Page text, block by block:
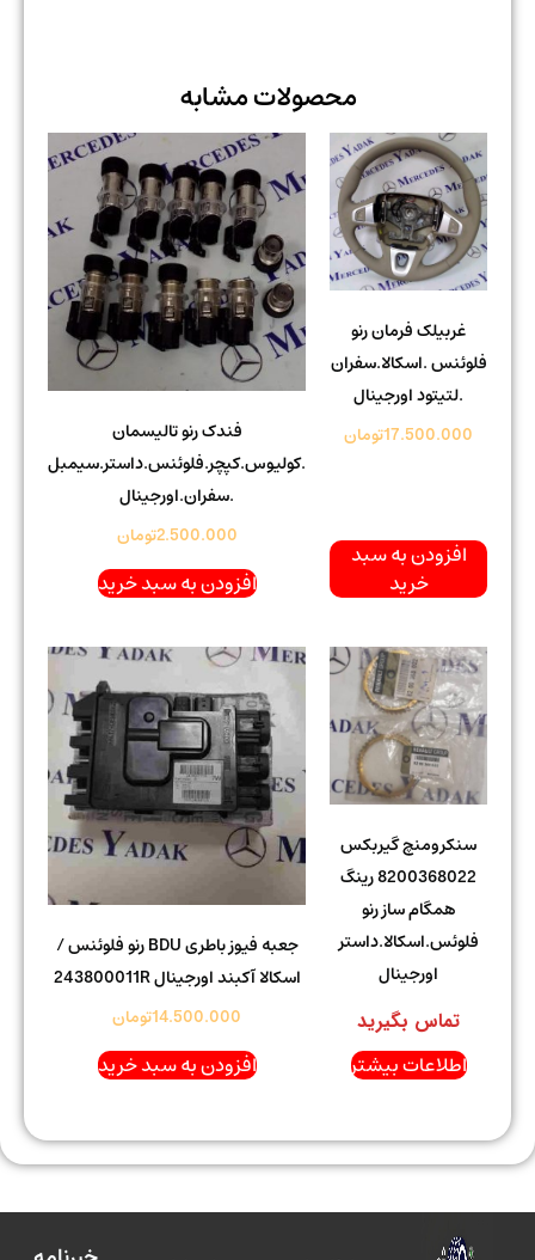
محصولات مشابه
غربیلک فرمان رنو
فلوئنس .اسکالا.سفران
.لتیتود اورجینال
17.500.000تومان
افزودن به سبد
فندک رنو تالیسمان
.کولیوس.کپچر.فلوئنس.داستر.سیمبل
.سفران.اورجینال
2.500.000تومان
افزودن به سبد خرید
سنکرومنچ گیربکس
8200368022 رینگ
همگام ساز رنو
فلوئس.اسکالا.داستر
اورجینال
تماس بگیرید
اطلاعات بیشتر
جعبه فیوز باطری BDU رنو فلوئنس /
اسکالا آکبند اورجینال 243800011R
14.500.000تومان
افزودن به سبد خرید